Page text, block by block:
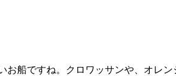
お船ですね。クロワッサンや、オレ